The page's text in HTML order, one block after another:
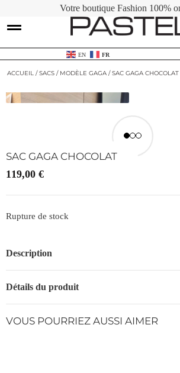
Votre boutique Fashion 100%
EN FR
ACCUEIL /SACS / MODÈLE GAGA / SAC GAGA CHOCOLAT
SAC GAGA CHOCOLAT
119,00 €
Rupture de stock
Description
Détails du produit
VOUS POURRIEZ AUSSI AIMER